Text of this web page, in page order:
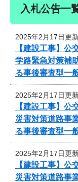
入札公告一
2025年2月17日更
【建設工事】
学路緊急対策補
る事後審査型一
2025年2月17日更
【建設工事】
災害対策道路事
る事後審査型一
2025年2月17日更
【建設工事】
災害対策道路事